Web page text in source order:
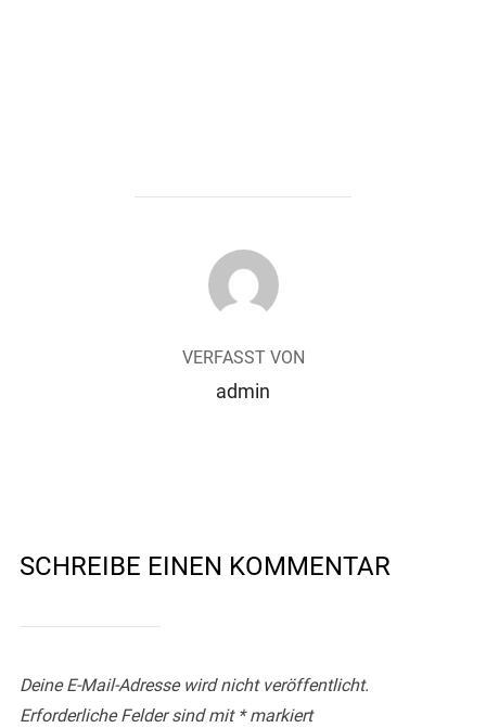
BEITRAGSAUTOR
VERFASST VON
admin
SCHREIBE EINEN KOMMENTAR
Deine E-Mail-Adresse wird nicht veröffentlicht.
Erforderliche Felder sind mit *markiert